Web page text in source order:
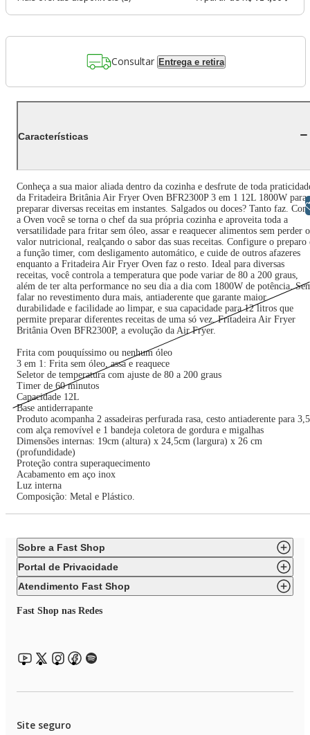
Consultar Entrega e retira
Características
Conheça a sua maior aliada dentro da cozinha e desfrute de toda
da Fritadeira Britânia Air Fryer Oven BFR2300P 3 em 1 12L 1800W para
preparar diversas receitas em instantes. Salgados ou doces? Tanto faz. Com
a Oven você se torna o chef da sua própria cozinha e aproveita toda a
versatilidade para fritar sem óleo, assar e reaquecer alimentos sem perder o
valor nutricional, realçando o sabor das suas receitas. Configure o preparo
a função timer, com desligamento automático, e cuide de outros afazeres
enquanto a Fritadeira Air Fryer Oven faz o resto. Ideal para diversas
receitas, você controla a temperatura que pode variar de 80 a 200 graus,
além de ter alta performance no seu dia a dia com 1800W de potência.
falar no revestimento dura mais, antiaderente que garante maior
durabilidade e facilidade ao limpar, e sua capacidade para 12 litros que
permite preparar diferentes receitas de uma só vez. Fritadeira Air Fryer
Britânia Oven BFR2300P, a evolução da Air Fryer.
Frita com pouquíssimo ou nenhum óleo
3 em 1: Frita sem óleo, assa e reaquece
Seletor de temperatura com ajuste de 80 a 200 graus
Timer de 60 minutos
Capacidade 12L
Base antiderrapante
Produto acompanha 2 assadeiras perfurada rasa, cesto antiaderente para
com alça removível e 1 bandeja coletora de gordura e migalhas
Dimensões internas: 19cm (altura) x 24,5cm (largura) x 26 cm
(profundidade)
Proteção contra superaquecimento
Acabamento em aço inox
Luz interna
Composição: Metal e Plástico.
Sobre a Fast Shop
Portal de Privacidade
Atendimento Fast Shop
Fast Shop nas Redes
Site seguro
Libras